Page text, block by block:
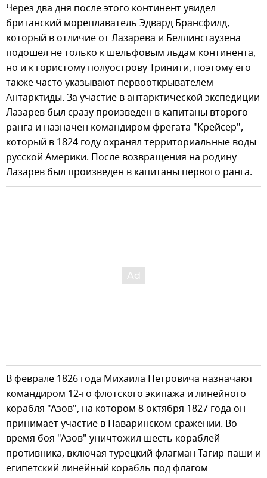
Через два дня после этого континент увидел
британский мореплаватель Эдвард Брансфилд,
который в отличие от Лазарева и Беллинсгаузена
подошел не только к шельфовым льдам континента,
но и к гористому полуострову Тринити, поэтому его
также часто указывают первооткрывателем
Антарктиды. За участие в антарктической экспедиции
Лазарев был сразу произведен в капитаны второго
ранга и назначен командиром фрегата "Крейсер",
который в 1824 году охранял территориальные воды
русской Америки. После возвращения на родину
Лазарев был произведен в капитаны первого ранга.
В феврале 1826 года Михаила Петровича назначают
командиром 12-го флотского экипажа и линейного
корабля "Азов", на котором 8 октября 1827 года он
принимает участие в Наваринском сражении. Во
время боя "Азов" уничтожил шесть кораблей
противника, включая турецкий флагман Тагир-паши и
египетский линейный корабль под флагом